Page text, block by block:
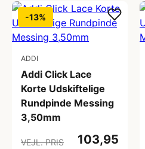
-13%
ADDI
Addi Click Lace
Korte Udskiftelige
Rundpinde Messing
3,50mm
VEJL. PRIS
103,95